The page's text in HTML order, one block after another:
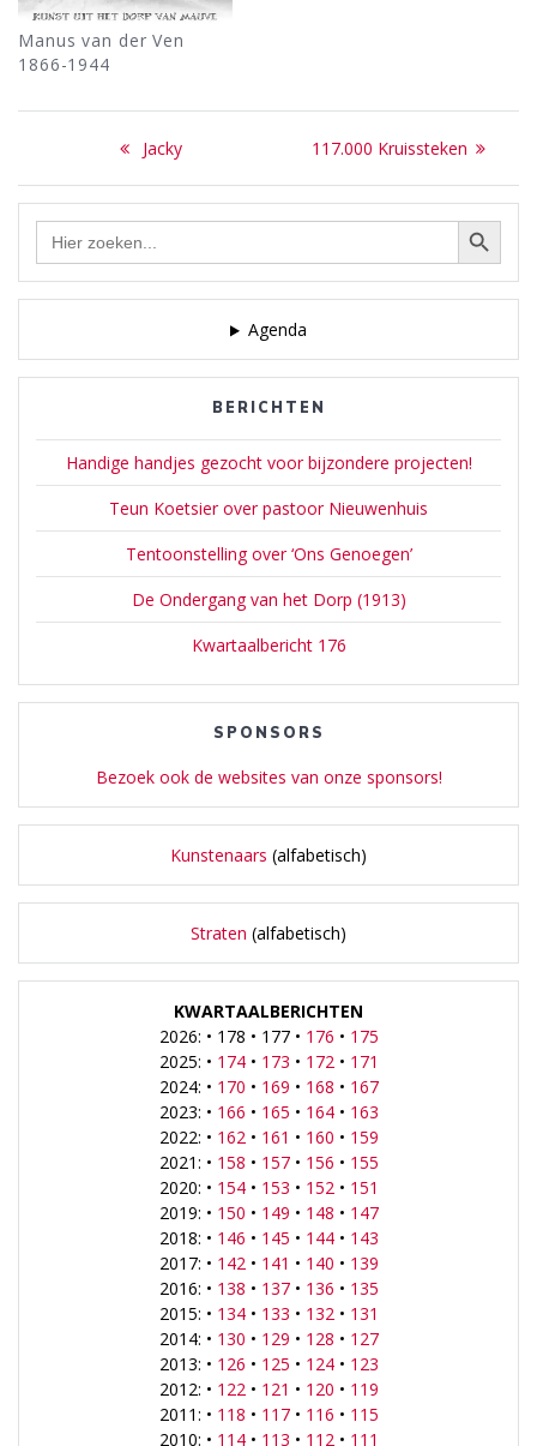
Manus van der Ven
1866-1944
Bericht
navigatie
Previous
Jacky
Next
117.000 Kruissteken
Zoek Zoekknop
Agenda
BERICHTEN
Handige handjes gezocht voor bijzondere projecten!
Teun Koetsier over pastoor Nieuwenhuis
Tentoonstelling over ‘Ons Genoegen’
De Ondergang van het Dorp (1913)
Kwartaalbericht 176
SPONSORS
Bezoek ook de websites van onze sponsors!
Kunstenaars (alfabetisch)
Straten (alfabetisch)
KWARTAALBERICHTEN
2026: • 178 • 177 • 176 • 175
2025: • 174• 173 • 172• 171
2024: • 170 • 169 • 168 • 167
2023: • 166 • 165 • 164• 163
2022: • 162• 161 • 160 • 159
2021: • 158 • 157• 156 • 155
2020: • 154• 153 • 152• 151
2019: • 150 • 149 • 148 • 147
2018: • 146 • 145 • 144• 143
2017: • 142• 141 • 140 • 139
2016: • 138 • 137• 136 • 135
2015: • 134• 133 • 132• 131
2014: • 130 • 129 • 128 • 127
2013: • 126 • 125 • 124• 123
2012: • 122• 121 • 120 • 119
2011: • 118 • 117• 116 • 115
2010: • 114• 113 • 112• 111